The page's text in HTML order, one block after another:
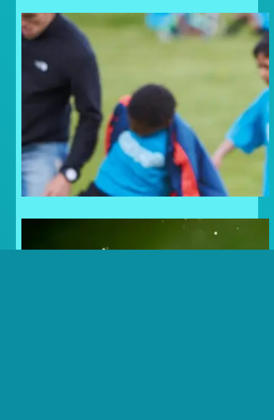
Doneer uw statiegeldbonnen
en geef kinderen in nood een
steuntje in de rug!